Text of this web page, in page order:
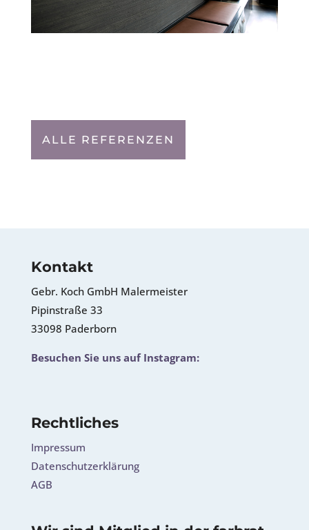
ALLE REFERENZEN
Kontakt
Gebr. Koch GmbH Malermeister
Pipinstraße 33
33098 Paderborn
Besuchen Sie uns auf Instagram:
Rechtliches
Impressum
Datenschutzerklärung
AGB